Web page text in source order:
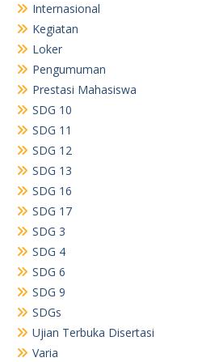
Internasional
Kegiatan
Loker
Pengumuman
Prestasi Mahasiswa
SDG 10
SDG 11
SDG 12
SDG 13
SDG 16
SDG 17
SDG 3
SDG 4
SDG 6
SDG 9
SDGs
Ujian Terbuka Disertasi
Varia